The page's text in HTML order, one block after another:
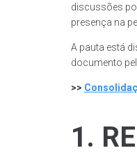
discussões
presença na
A pauta está
documento
>>
1.